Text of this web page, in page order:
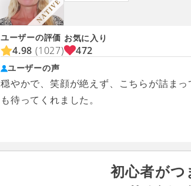
ユーザーの評価
4.98 (1027)
お気に入り
472
ユーザーの声
穏やかで、笑顔が絶えず、こちらが詰まっ
も待ってくれました。
初心者が